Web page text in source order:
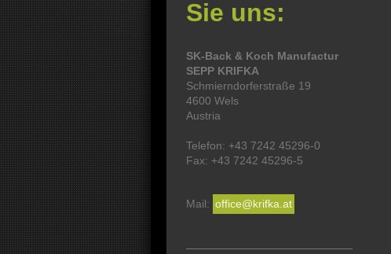
Sie uns:
SK-Back & Koch Manufactur
SEPP KRIFKA
Schmierndorferstraße 19
4600 Wels
Austria
Telefon: +43 7242 45296-0
Fax: +43 7242 45296-5
Mail: office@krifka.at